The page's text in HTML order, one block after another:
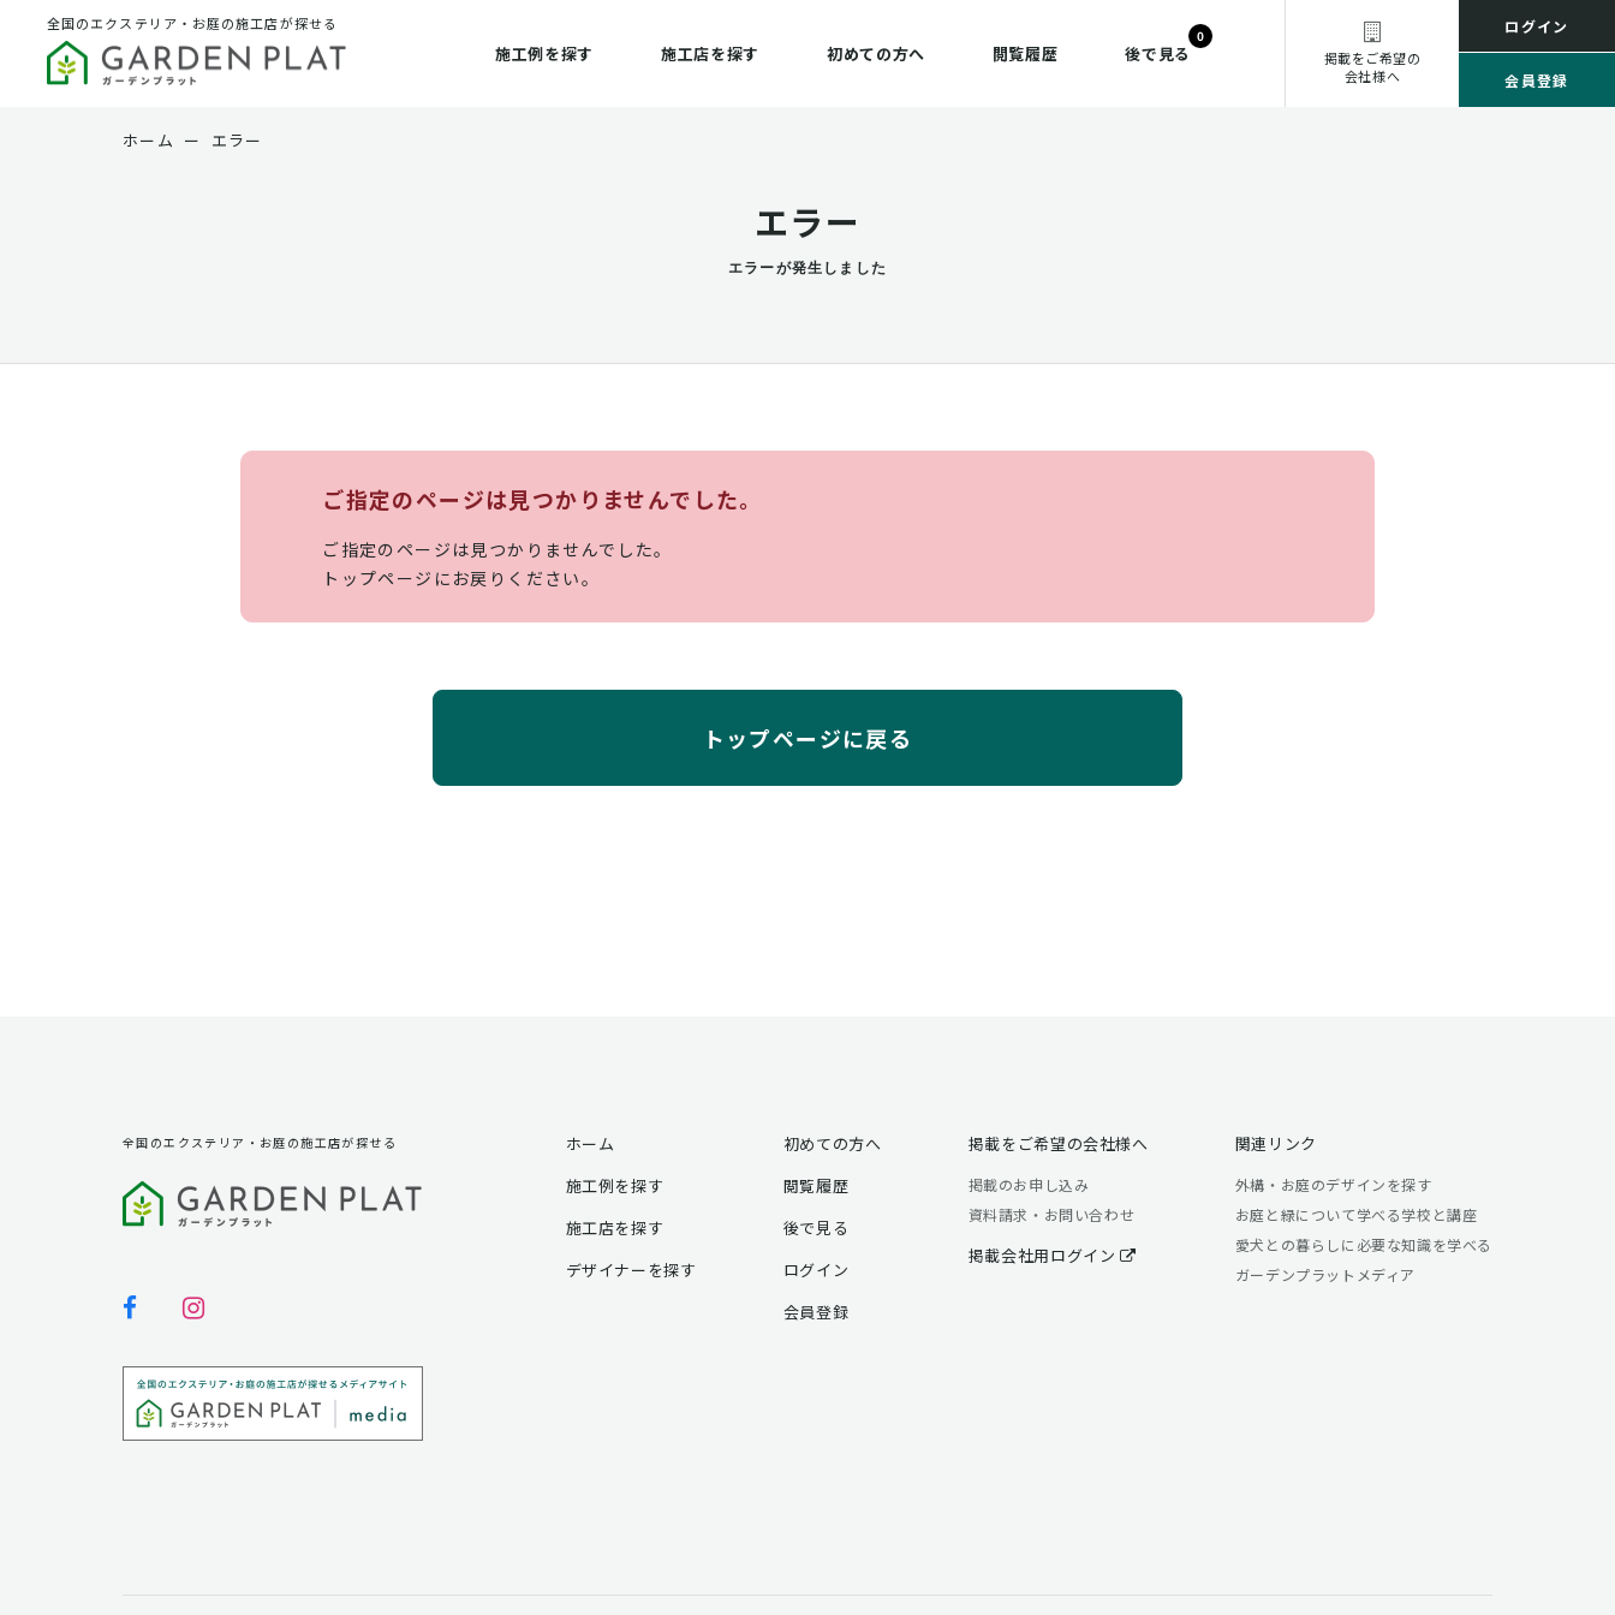
全国のエクステリア・お庭の施工店が探せる
施工例を探す 施工店を探す 初めての方へ 閲覧履歴 後で見る
0
掲載をご希望の
会社様へ
ログイン
会員登録
エラー
エラーが発生しました
ホーム ー エラー
ご指定のページは見つかりませんでした。
ご指定のページは見つかりませんでした。
トップページにお戻りください。
トップページに戻る
全国のエクステリア・お庭の施工店が探せる
ホーム
施工例を探す
施工店を探す
デザイナーを探す
初めての方へ
閲覧履歴
後で見る
ログイン
会員登録
掲載をご希望の会社様へ
掲載のお申し込み
資料請求・お問い合わせ
掲載会社用ログイン
関連リンク
外構・お庭のデザインを探す
お庭と緑について学べる学校と講座
愛犬との暮らしに必要な知識を学べる
ガーデンプラットメディア